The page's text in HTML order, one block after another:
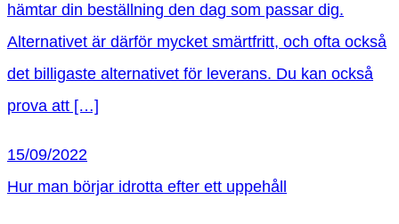
hämtar din beställning den dag som passar dig.
Alternativet är därför mycket smärtfritt, och ofta också
det billigaste alternativet för leverans. Du kan också
prova att […]
15/09/2022
Hur man börjar idrotta efter ett uppehåll